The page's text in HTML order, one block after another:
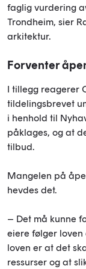
faglig vurdering
Trondheim, sier
arkitektur.
Forventer
I tillegg reagerer
tildelingsbrevet
i henhold til
påklages, og at
tilbud.
Mangelen på
hevdes det.
– Det må kunne
eiere følger loven
loven er at det
ressurser og at